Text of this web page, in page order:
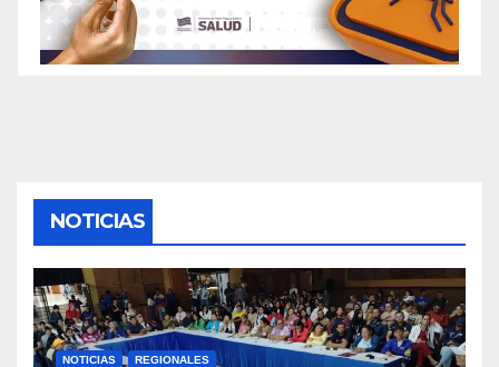
NOTICIAS
NOTICIAS REGIONALES